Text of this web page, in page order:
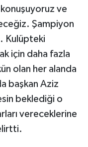
konuşuyoruz ve
Şampiyon
Kulüpteki
için daha fazla
olan her alanda
başkan Aziz
beklediği o
vereceklerine